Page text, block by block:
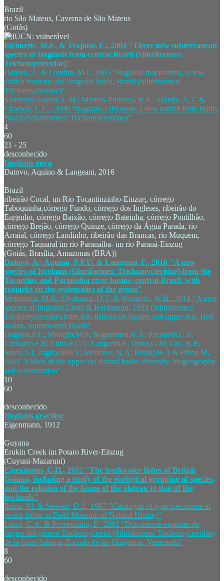
Brazil
rio São Mateus, Caverna de São Mateus
(Goiás)
Bichuette, M.E. & Trajano, E., 2004 "Three new subterranean
species of Ituglanis from central Brazil (Siluriformes:
Trichomycteridae)"
Datovo, A. & Landim, M.I., 2005 "Ituglanis macunaima, a new
catfish from the rio Araguaia basin, Brazil (Siluriformes:
Trichomycteridae)"
Sarmento-Soares, L.M.; Martins-Pinheiro, R.F.; Aranda, A.T. &
Chamon, C.C., 2006 "Ituglanis cahyensis, a new catfish from Bahia,
Brazil (Siluriformes: Trichomycteridae)"
4
60
21 - 25
desconhecido
Ituglanis goya
Datovo, Aquino & Langeani, 2016
Brazil
ribeirão Cocal, im Rio Tocantinzinho-Einzug, córrego
Taboquinha,córrego Fundo, córrego dos Ingleses, ribeirão do
Engenho, córrego Baixão, córrego Bateinha, córrego Pontilhão,
córrego Brejão, córrego Quinze, córrego da Água Parada, rio
Arraial, córrego Landinho, ribeirão das Brancas, rio Muquem,
córrego Taquaral im rio Paranaíba- im rio Paraná-Einzug
(Goiás, Brasília, Amazonas (BRA))
Datovo, A.; Aquino, P.P.U. & Langeani, F., 2016 "A new
species of Ituglanis (Siluriformes: Trichomycteridae) from the
Tocantins and Paranaíba river basins, central Brazil, with
remarks on the systematics of the genus"
Mendonça. M.B.; Oyakawa, O.T. & Wosiacki, W.B., 2018 "A new
species of Ituglanis Costa & Bockmann, 1993 (Siluriformes:
Trichomycteridae) from Rio Ribeira de Iguape and upper Rio Tietê
basins, southeastern Brazil"
Dagosta,F.C; Monção,M.S; Nagamatsu,B.A; Pavanelli,C.S;
Carvalho,F.R; Lima,F,C.T; Langeani,F; Dutra,G.M; Ota, R.R;
Seren,T.J; Tagliacollo,V; Menezes, N.A; Britski,H.A & Pinna M,
2024 "Fishes of the upper rio Paraná basin: diversity, biogeography
and conservation"
10
60
desconhecido
Ituglanis gracilior
Eigenmann, 1912
Guyana
Erukin Creek im Potaro River-Einzug
(Cuyuni-Mazaruni)
Eigenmann, C.H., 1912 "The freshwater fishes of British
Guiana, including a study of the ecological grouping of species,
and the relation of the fauna of the plateau to that of the
lowlands"
Ibarra, M. & Stewart, D.J., 1987 "Catalogue of type specimens of
recent fishes in Field Museum of Natural History"
Lasso, C.A. & Provenzano, F., 2002 "Dos nuevas especies de
bagres del género Trichomycterus (Siluriformes: Trichomycteridae)
de la Gran Sabana, Escudo de las Guayanas, Venezuela"
8
60
desconhecido